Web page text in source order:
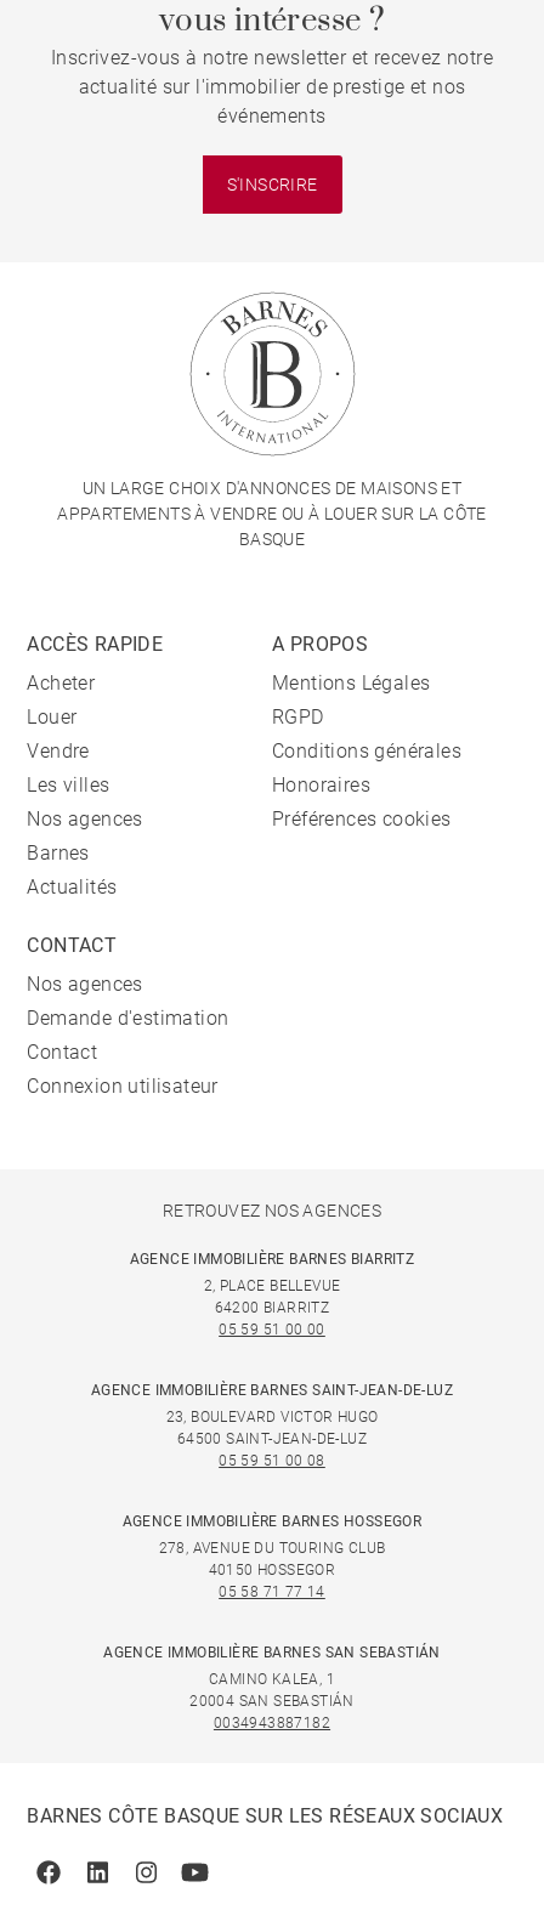
vous intéresse ?
Inscrivez-vous à notre newsletter et recevez notre
actualité sur l'immobilier de prestige et nos
événements
S'INSCRIRE
UN LARGE CHOIX D'ANNONCES DE MAISONS ET
APPARTEMENTS À VENDRE OU À LOUER SUR LA CÔTE
BASQUE
ACCÈS RAPIDE
Acheter
Louer
Vendre
Les villes
Nos agences
Barnes
Actualités
A PROPOS
Mentions Légales
RGPD
Conditions générales
Honoraires
Préférences cookies
CONTACT
Nos agences
Demande d'estimation
Contact
Connexion utilisateur
RETROUVEZ NOS AGENCES
AGENCE IMMOBILIÈRE BARNES BIARRITZ
2, PLACE BELLEVUE
64200 BIARRITZ
05 59 51 00 00
AGENCE IMMOBILIÈRE BARNES SAINT-JEAN-DE-LUZ
23, BOULEVARD VICTOR HUGO
64500 SAINT-JEAN-DE-LUZ
05 59 51 00 08
AGENCE IMMOBILIÈRE BARNES HOSSEGOR
278, AVENUE DU TOURING CLUB
40150 HOSSEGOR
05 58 71 77 14
AGENCE IMMOBILIÈRE BARNES SAN SEBASTIÁN
CAMINO KALEA, 1
20004 SAN SEBASTIÁN
0034943887182
BARNES CÔTE BASQUE SUR LES RÉSEAUX SOCIAUX
FacebookLinkedinInstagramYoutube